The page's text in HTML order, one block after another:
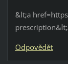
&lt;a
Odpovědět